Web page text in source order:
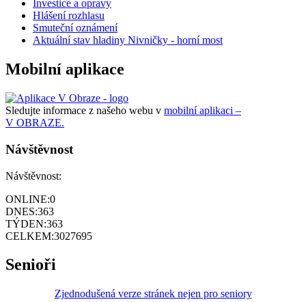
Investice a opravy
Hlášení rozhlasu
Smuteční oznámení
Aktuální stav hladiny Nivničky - horní most
Mobilní aplikace
Sledujte informace z našeho webu v mobilní aplikaci –
V OBRAZE.
Návštěvnost
Návštěvnost:
ONLINE:0
DNES:363
TÝDEN:363
CELKEM:3027695
Senioři
Zjednodušená verze stránek nejen pro seniory